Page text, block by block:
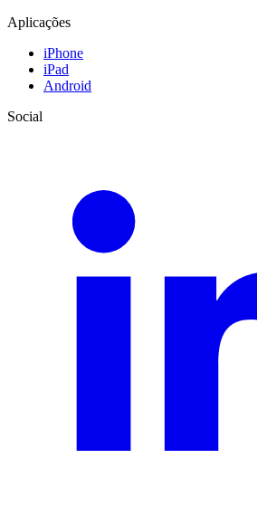
Aplicações
iPhone
iPad
Android
Social